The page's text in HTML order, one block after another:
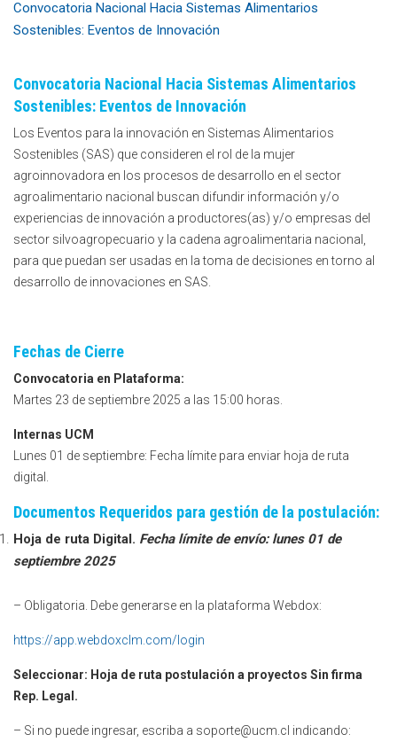
Convocatoria Nacional Hacia Sistemas Alimentarios
Sostenibles: Eventos de Innovación
Convocatoria Nacional Hacia Sistemas Alimentarios
Sostenibles: Eventos de Innovación
Los Eventos para la innovación en Sistemas Alimentarios
Sostenibles (SAS) que consideren el rol de la mujer
agroinnovadora en los procesos de desarrollo en el sector
agroalimentario nacional buscan difundir información y/o
experiencias de innovación a productores(as) y/o empresas del
sector silvoagropecuario y la cadena agroalimentaria nacional,
para que puedan ser usadas en la toma de decisiones en torno al
desarrollo de innovaciones en SAS.
Fechas de Cierre
Convocatoria en Plataforma:
Martes 23 de septiembre 2025 a las 15:00 horas.
Internas UCM
Lunes 01 de septiembre: Fecha límite para enviar hoja de ruta
digital.
Documentos Requeridos para gestión de la postulación:
Hoja de ruta Digital. Fecha límite de envío: lunes 01 de
septiembre 2025
– Obligatoria. Debe generarse en la plataforma Webdox:
https://app.webdoxclm.com/login
Seleccionar: Hoja de ruta postulación a proyectos Sin firma
Rep. Legal.
– Si no puede ingresar, escriba a soporte@ucm.cl indicando: